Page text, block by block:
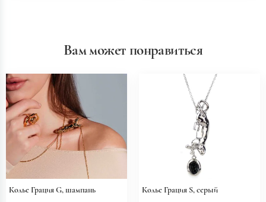
Вам может понравиться
Колье Грация G, шампань Колье Грация S, серый